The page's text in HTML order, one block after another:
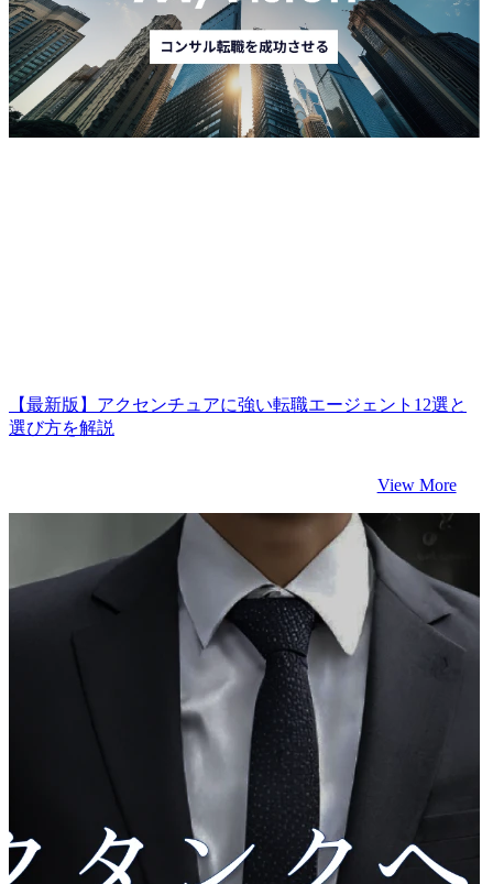
【最新版】アクセンチュアに強い転職エージェント12選と
選び方を解説
View More